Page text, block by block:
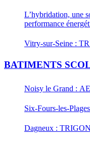
L’hybridation, une
performance
Vitry-sur-Seine :
BATIMENTS
Noisy le Grand :
Six-Fours-les-
Dagneux :